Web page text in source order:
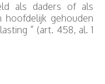
als daders of als
hoofdelijk gehouden
” (art. 458, al. 1